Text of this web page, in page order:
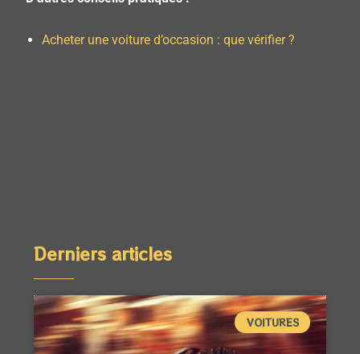
Acheter une voiture d’occasion : que vérifier ?
Derniers articles
VOITURES